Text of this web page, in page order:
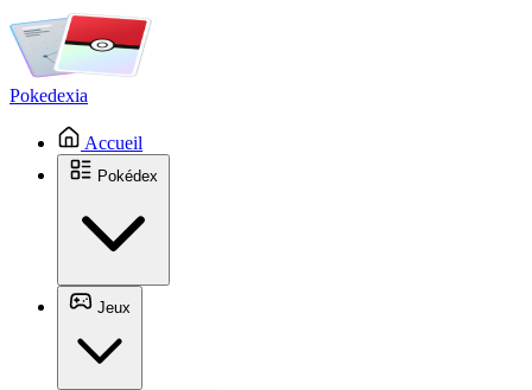
Pokedexia
Accueil